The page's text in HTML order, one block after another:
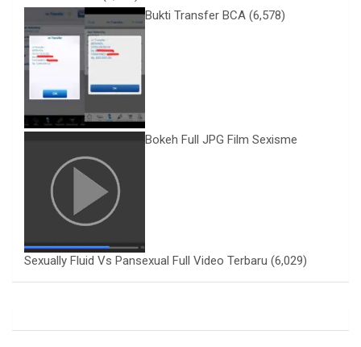
Bukti Transfer BCA (6,578)
Bokeh Full JPG Film Sexisme
Sexually Fluid Vs Pansexual Full Video Terbaru (6,029)